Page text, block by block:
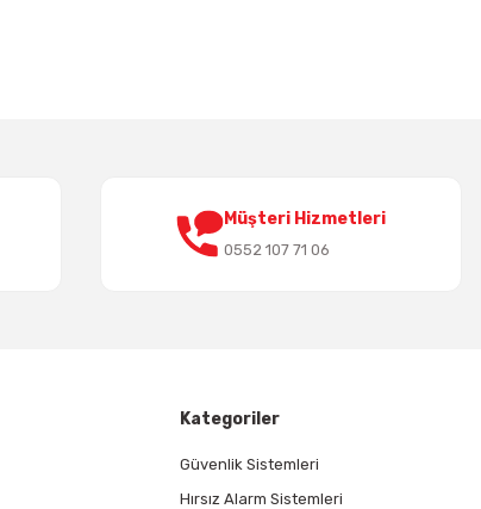
Müşteri Hizmetleri
0552 107 71 06
Kategoriler
Güvenlik Sistemleri
Hırsız Alarm Sistemleri